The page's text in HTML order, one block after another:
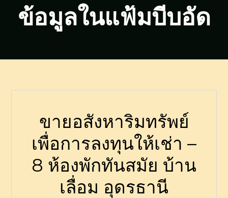
ข้อมูลในแฟ้มบีบอัด
ขายอสังหาริมทรัพย์
เพื่อการลงทุนให้เช่า –
8 ห้องพักทันสมัย บ้าน
เลื่อม อุดรธานี